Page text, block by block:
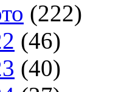
(222)
(46)
(40)